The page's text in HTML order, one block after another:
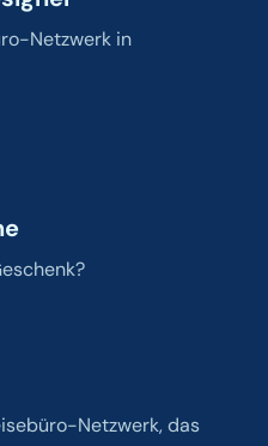
Netzwerk in
Netzwerk, das